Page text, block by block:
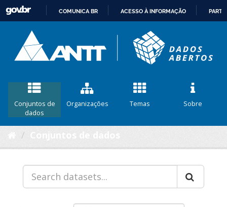
CONTEÚDO
COMUNICA BR ACESSO À INFORMAÇÃO
Conjuntos de
dados
Organizações Temas Sobre